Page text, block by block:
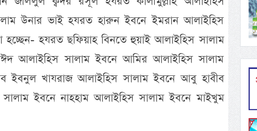
উনার ভাই হযরত হারুন ইবনে ইমরান আলাইহিস
হযরত ছফিয়াহ বিনতে হুয়াই আলাইহিস সালাম
আলাইহিস সালাম ইবনে আমির আলাইহিস সালাম
ইবনুল খাযরাজ আলাইহিস সালাম ইবনে আবু হাবীব
ইবনে নাহহাম আলাইহিস সালাম ইবনে মাইখুম